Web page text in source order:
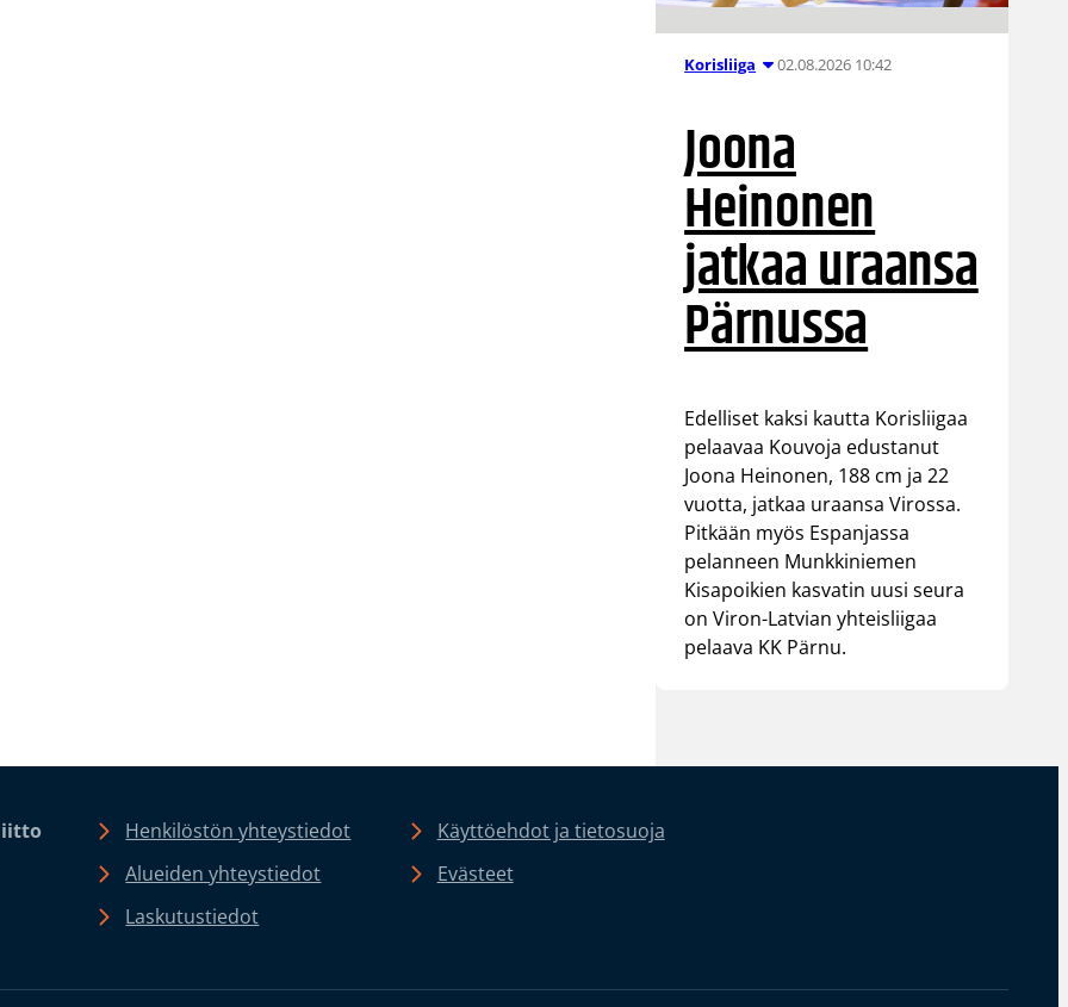
Korisliiga 02.08.2026 10:42
Joona
Heinonen
jatkaa uraansa
Pärnussa
Edelliset kaksi kautta Korisliigaa
pelaavaa Kouvoja edustanut
Joona Heinonen, 188 cm ja 22
vuotta, jatkaa uraansa Virossa.
Pitkään myös Espanjassa
pelanneen Munkkiniemen
Kisapoikien kasvatin uusi seura
on Viron-Latvian yhteisliigaa
pelaava KK Pärnu.
Henkilöstön yhteystiedot
Alueiden yhteystiedot
Laskutustiedot
Käyttöehdot ja tietosuoja
Evästeet